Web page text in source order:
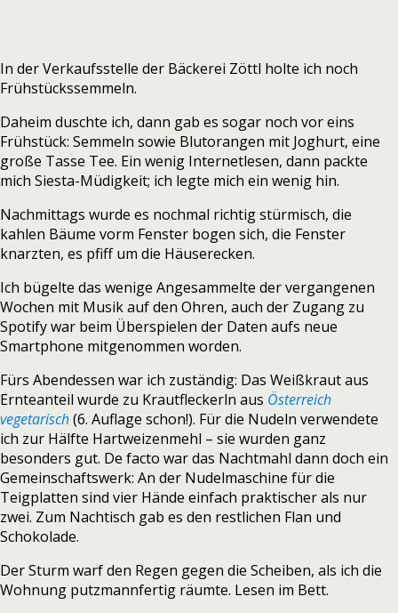
In der Verkaufsstelle der Bäckerei Zöttl holte ich noch
Frühstückssemmeln.
Daheim duschte ich, dann gab es sogar noch vor eins
Frühstück: Semmeln sowie Blutorangen mit Joghurt, eine
große Tasse Tee. Ein wenig Internetlesen, dann packte
mich Siesta-Müdigkeit; ich legte mich ein wenig hin.
Nachmittags wurde es nochmal richtig stürmisch, die
kahlen Bäume vorm Fenster bogen sich, die Fenster
knarzten, es pfiff um die Häuserecken.
Ich bügelte das wenige Angesammelte der vergangenen
Wochen mit Musik auf den Ohren, auch der Zugang zu
Spotify war beim Überspielen der Daten aufs neue
Smartphone mitgenommen worden.
Fürs Abendessen war ich zuständig: Das Weißkraut aus
Ernteanteil wurde zu Krautfleckerln aus Österreich
vegetarisch(6. Auflage schon!). Für die Nudeln verwendete
ich zur Hälfte Hartweizenmehl – sie wurden ganz
besonders gut. De facto war das Nachtmahl dann doch ein
Gemeinschaftswerk: An der Nudelmaschine für die
Teigplatten sind vier Hände einfach praktischer als nur
zwei. Zum Nachtisch gab es den restlichen Flan und
Schokolade.
Der Sturm warf den Regen gegen die Scheiben, als ich die
Wohnung putzmannfertig räumte. Lesen im Bett.